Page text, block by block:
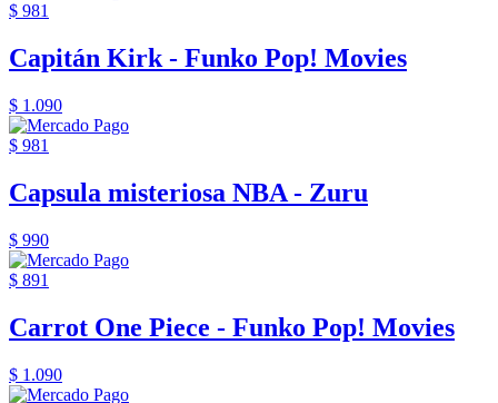
$ 981
Capitán Kirk - Funko Pop! Movies
$ 1.090
$ 981
Capsula misteriosa NBA - Zuru
$ 990
$ 891
Carrot One Piece - Funko Pop! Movies
$ 1.090